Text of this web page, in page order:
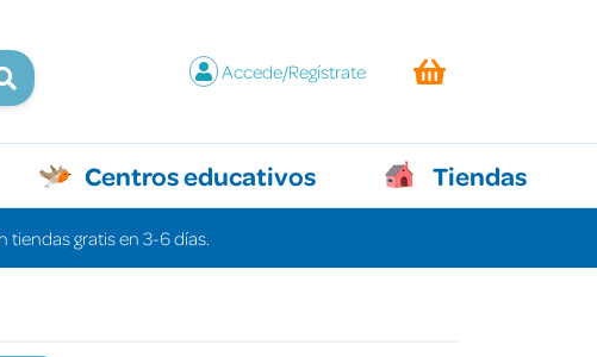
Accede/Regístrate
Centros educativos Tiendas
tiendas gratis en 3-6 días.